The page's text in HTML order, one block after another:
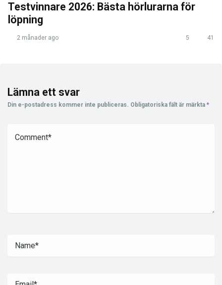
Testvinnare 2026: Bästa hörlurarna för
löpning
2 månader ago 5 41
Lämna ett svar
Din e-postadress kommer inte publiceras. Obligatoriska fält är märkta *